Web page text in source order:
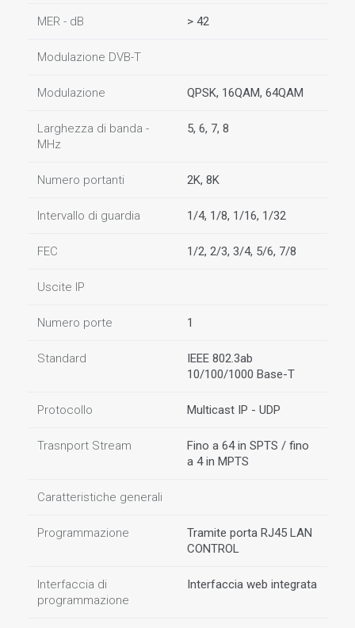
MER - dB > 42
Modulazione DVB-T
Modulazione QPSK, 16QAM, 64QAM
Larghezza di banda -
MHz
5, 6, 7, 8
Numero portanti 2K, 8K
Intervallo di guardia 1/4, 1/8, 1/16, 1/32
FEC 1/2, 2/3, 3/4, 5/6, 7/8
Uscite IP
Numero porte 1
Standard
IEEE 802.3ab
10/100/1000 Base-T
Protocollo Multicast IP - UDP
Trasnport Stream
Fino a 64 in SPTS / fino
a 4 in MPTS
Caratteristiche generali
Programmazione
Tramite porta RJ45 LAN
CONTROL
Interfaccia di
programmazione
Interfaccia web integrata